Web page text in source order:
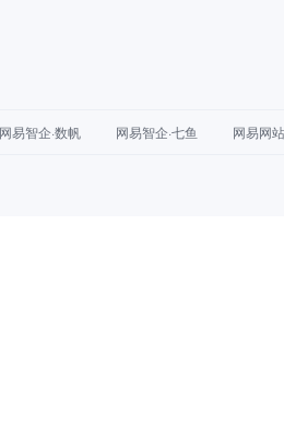
网易智企·数帆 网易智企·七鱼 网易网